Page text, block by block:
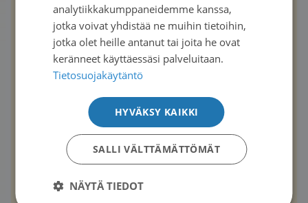
lehdessä1/2024
Janne Rantanen sai sädehoidoista
vakavia haittoja, mutta apu löytyi
Etsimisen jännitys ja löytämisen riemu
Peter Boström:Potilaan kuuntelusta
syntyy luottamus
Toiveena hyviä paluita työelämään
analytiikkakumppaneidemme kanssa,
jotka voivat yhdistää ne muihin tietoihin,
jotka olet heille antanut tai joita he ovat
keränneet käyttäessäsi palveluitaan.
Tietosuojakäytäntö
HYVÄKSY KAIKKI
SALLI VÄLTTÄMÄTTÖMÄT
NÄYTÄ TIEDOT